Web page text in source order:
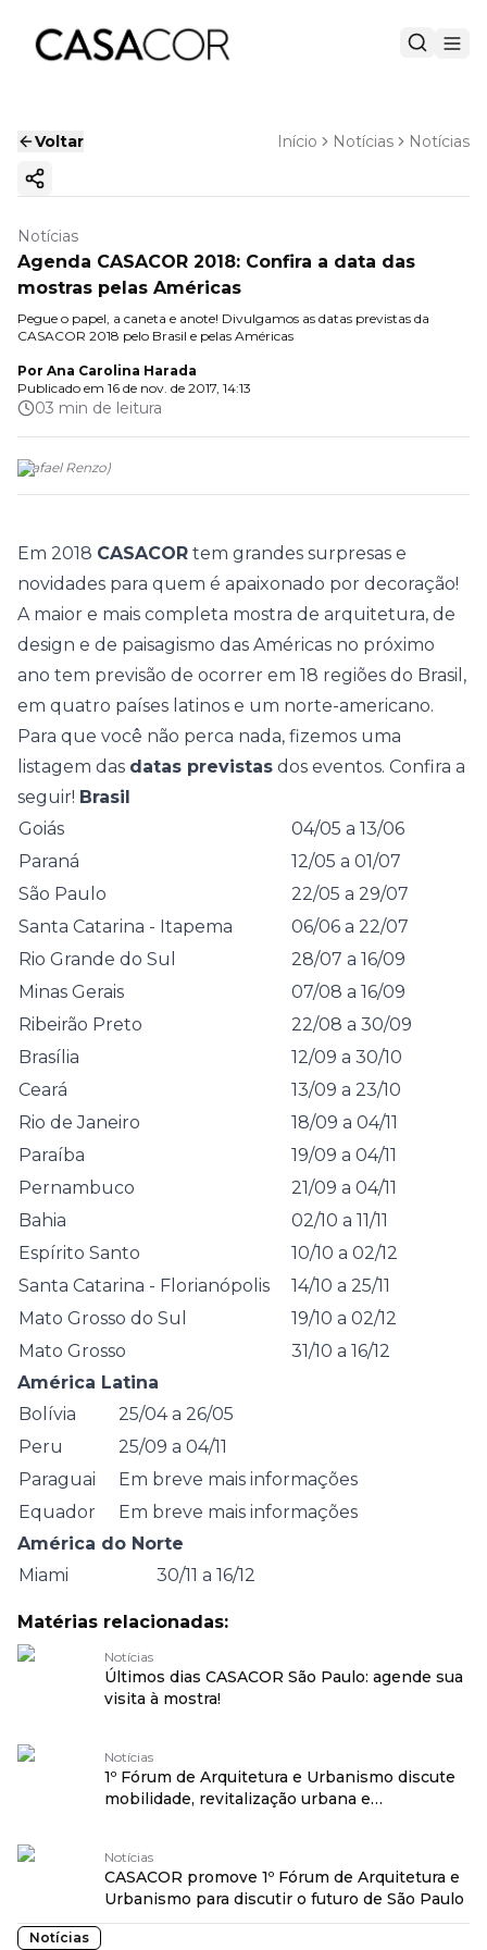
Voltar Início Notícias Notícias
Copiar link
Notícias
Agenda CASACOR 2018: Confira a data das
mostras pelas Américas
Pegue o papel, a caneta e anote! Divulgamos as datas previstas da
CASACOR 2018 pelo Brasil e pelas Américas
Por Ana Carolina Harada
Publicado em 16 de nov. de 2017, 14:13
03 min de leitura
(Rafael Renzo)
Em 2018 CASACOR tem grandes surpresas e
novidades para quem é apaixonado por decoração!
A maior e mais completa mostra de arquitetura, de
design e de paisagismo das Américas no próximo
ano tem previsão de ocorrer em 18 regiões do Brasil,
em quatro países latinos e um norte-americano.
Para que você não perca nada, fizemos uma
listagem das datas previstas dos eventos. Confira a
seguir! Brasil
Goiás
04/05 a 13/06
Paraná
12/05 a 01/07
São Paulo
22/05 a 29/07
Santa Catarina - Itapema
06/06 a 22/07
Rio Grande do Sul
28/07 a 16/09
Minas Gerais
07/08 a 16/09
Ribeirão Preto
22/08 a 30/09
Brasília
12/09 a 30/10
Ceará
13/09 a 23/10
Rio de Janeiro
18/09 a 04/11
Paraíba
19/09 a 04/11
Pernambuco
21/09 a 04/11
Bahia
02/10 a 11/11
Espírito Santo
10/10 a 02/12
Santa Catarina - Florianópolis
14/10 a 25/11
Mato Grosso do Sul
19/10 a 02/12
Mato Grosso
31/10 a 16/12
América Latina
Bolívia
25/04 a 26/05
Peru
25/09 a 04/11
Paraguai
Em breve mais informações
Equador
Em breve mais informações
América do Norte
Miami
30/11 a 16/12
Matérias relacionadas:
Notícias
Últimos dias CASACOR São Paulo: agende sua
visita à mostra!
Notícias
1º Fórum de Arquitetura e Urbanismo discute
mobilidade, revitalização urbana e
Notícias
CASACOR promove 1º Fórum de Arquitetura e
Urbanismo para discutir o futuro de São Paulo
Notícias